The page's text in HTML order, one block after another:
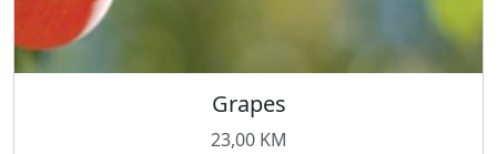
Grapes
23,00 KM